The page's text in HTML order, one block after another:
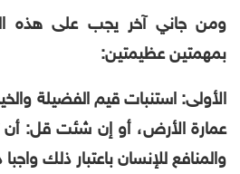
ومن جاني آخر يجب على هذه
بمهمتين عظيمتين:
الأولى: استنبات قيم الفضيلة
عمارة الأرض، أو إن شئت قل:
والمنافع للإنسان باعتبار ذلك واجبا